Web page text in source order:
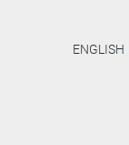
ENGLISH